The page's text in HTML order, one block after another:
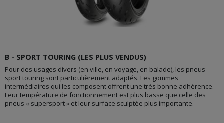
B - SPORT TOURING (LES PLUS VENDUS)
Pour des usages divers (en ville, en voyage, en balade), les pneus
sport touring sont particulièrement adaptés. Les gommes
intermédiaires qui les composent offrent une très bonne adhérence.
Leur température de fonctionnement est plus basse que celle des
pneus « supersport » et leur surface sculptée plus importante.